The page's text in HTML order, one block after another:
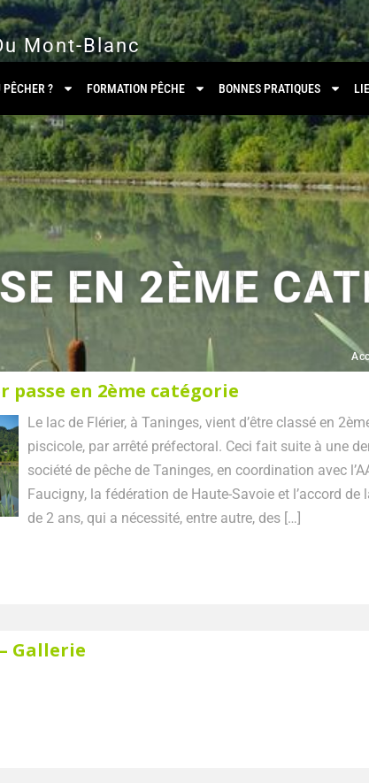
Mont-Blanc
PÊCHER ? FORMATION PÊCHE BONNES PRATIQUES
EN 2ÈME
passe en 2ème catégorie
Le lac de Flérier, à Taninges, vient d’être classé en
piscicole, par arrêté préfectoral. Ceci fait suite à une demande de la
société de pêche de Taninges, en coordination avec
Faucigny, la fédération de Haute-Savoie et l’accord de la DDT.
de 2 ans, qui a nécessité, entre autre, des […]
Gallerie